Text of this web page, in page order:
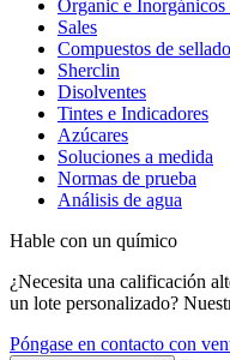
Organic e
Sales
Compuestos de sellado
Sherclin
Disolventes
Tintes e Indicadores
Azúcares
Soluciones a medida
Normas de prueba
Análisis de agua
Hable con un químico
¿Necesita una calificación
un lote personalizado?
Póngase en contacto con